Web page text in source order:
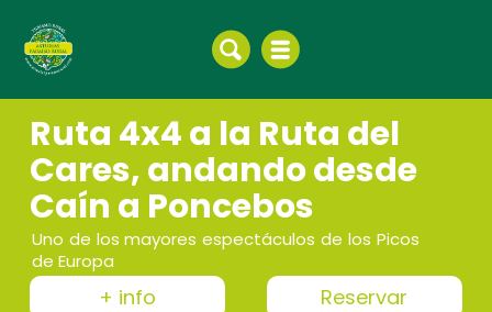
Ruta 4x4 a la Ruta del
Cares, andando desde
Caín a Poncebos
Uno de los mayores espectáculos de los Picos
de Europa
+ info Reservar